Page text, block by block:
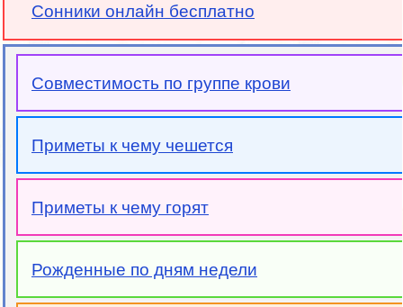
Сонники онлайн бесплатно
Совместимость по группе крови
Приметы к чему чешется
Приметы к чему горят
Рожденные по дням недели